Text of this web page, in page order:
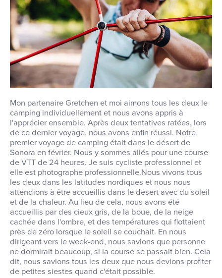
Mon partenaire Gretchen et moi aimons tous les deux le
camping individuellement et nous avons appris à
l'apprécier ensemble. Après deux tentatives ratées, lors
de ce dernier voyage, nous avons enfin réussi. Notre
premier voyage de camping était dans le désert de
Sonora en février. Nous y sommes allés pour une course
de VTT de 24 heures. Je suis cycliste professionnel et
elle est photographe professionnelle.Nous vivons tous
les deux dans les latitudes nordiques et nous nous
attendions à être accueillis dans le désert avec du soleil
et de la chaleur. Au lieu de cela, nous avons été
accueillis par des cieux gris, de la boue, de la neige
cachée dans l'ombre, et des températures qui flottaient
près de zéro lorsque le soleil se couchait. En nous
dirigeant vers le week-end, nous savions que personne
ne dormirait beaucoup, si la course se passait bien. Cela
dit, nous savions tous les deux que nous devions profiter
de petites siestes quand c'était possible.